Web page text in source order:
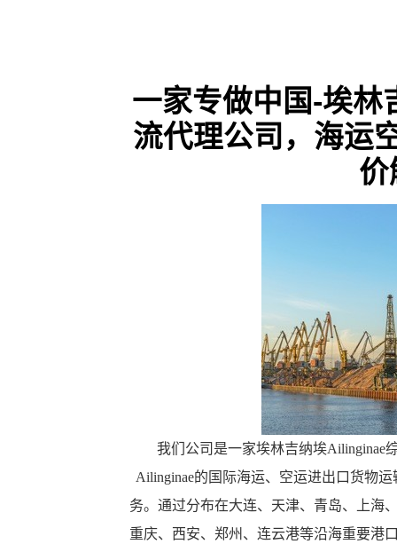
一家专做中国-埃
流代理公司，海运
价
我们公司是一家埃林吉纳埃Ailinginae
Ailinginae的国际海运、空运进出口货物
务。通过分布在大连、天津、青岛、上海
重庆、西安、郑州、连云港等沿海重要港